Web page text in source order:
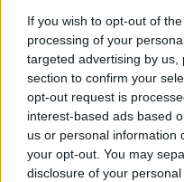
If you wish to opt-out of
processing of your
targeted advertising by
section to confirm your
opt-out request is
interest-based ads based
us or personal information
your opt-out. You may
disclosure of your
Η απόφαση αφορά
Πρωτοβάθμιας και
Εκπαίδευσης του
Παιδικοί
ΜΕΑ θα
Άγραφα